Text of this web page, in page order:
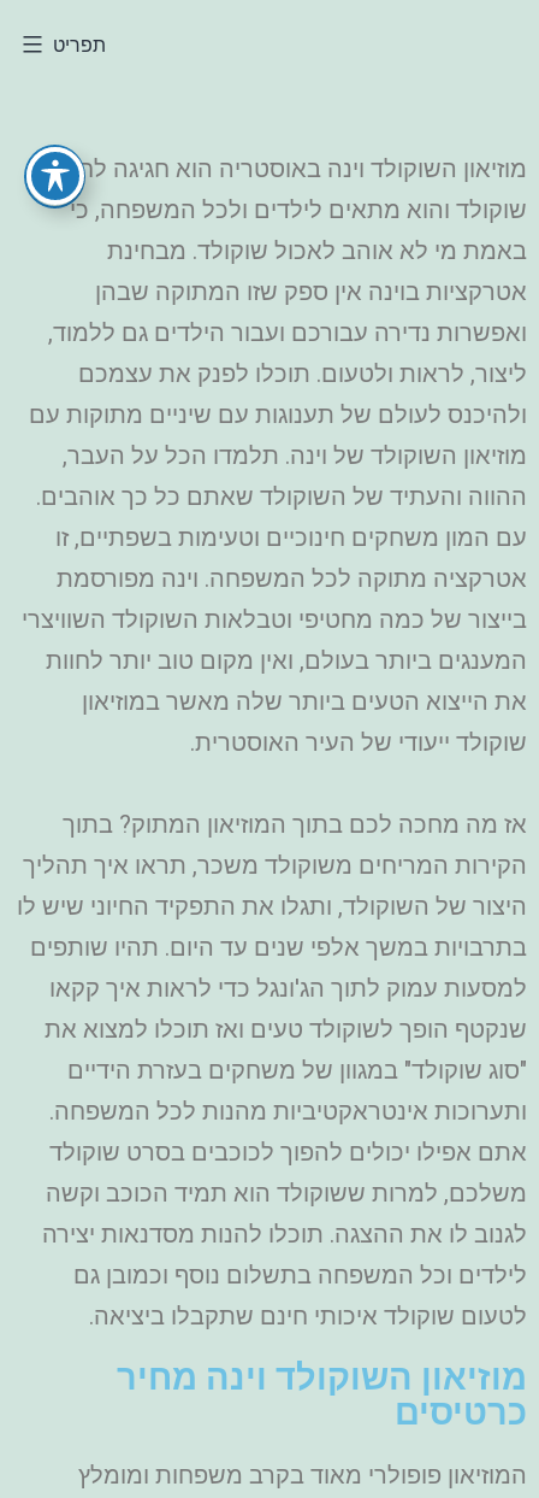
תפריט
מוזיאון השוקולד וינה באוסטריה הוא חגיגה לחובבי
שוקולד והוא מתאים לילדים ולכל המשפחה, כי
באמת מי לא אוהב לאכול שוקולד. מבחינת
אטרקציות בוינה אין ספק שזו המתוקה שבהן
ואפשרות נדירה עבורכם ועבור הילדים גם ללמוד,
ליצור, לראות ולטעום. תוכלו לפנק את עצמכם
ולהיכנס לעולם של תענוגות עם שיניים מתוקות עם
מוזיאון השוקולד של וינה. תלמדו הכל על העבר,
ההווה והעתיד של השוקולד שאתם כל כך אוהבים.
עם המון משחקים חינוכיים וטעימות בשפתיים, זו
אטרקציה מתוקה לכל המשפחה. וינה מפורסמת
בייצור של כמה מחטיפי וטבלאות השוקולד השוויצרי
המענגים ביותר בעולם, ואין מקום טוב יותר לחוות
את הייצוא הטעים ביותר שלה מאשר במוזיאון
שוקולד ייעודי של העיר האוסטרית.
אז מה מחכה לכם בתוך המוזיאון המתוק? בתוך
הקירות המריחים משוקולד משכר, תראו איך תהליך
היצור של השוקולד, ותגלו את התפקיד החיוני שיש לו
בתרבויות במשך אלפי שנים עד היום. תהיו שותפים
למסעות עמוק לתוך הג'ונגל כדי לראות איך קקאו
שנקטף הופך לשוקולד טעים ואז תוכלו למצוא את
"סוג שוקולד" במגוון של משחקים בעזרת הידיים
ותערוכות אינטראקטיביות מהנות לכל המשפחה.
אתם אפילו יכולים להפוך לכוכבים בסרט שוקולד
משלכם, למרות ששוקולד הוא תמיד הכוכב וקשה
לגנוב לו את ההצגה. תוכלו להנות מסדנאות יצירה
לילדים וכל המשפחה בתשלום נוסף וכמובן גם
לטעום שוקולד איכותי חינם שתקבלו ביציאה.
מוזיאון השוקולד וינה מחיר
כרטיסים
המוזיאון פופולרי מאוד בקרב משפחות ומומלץ